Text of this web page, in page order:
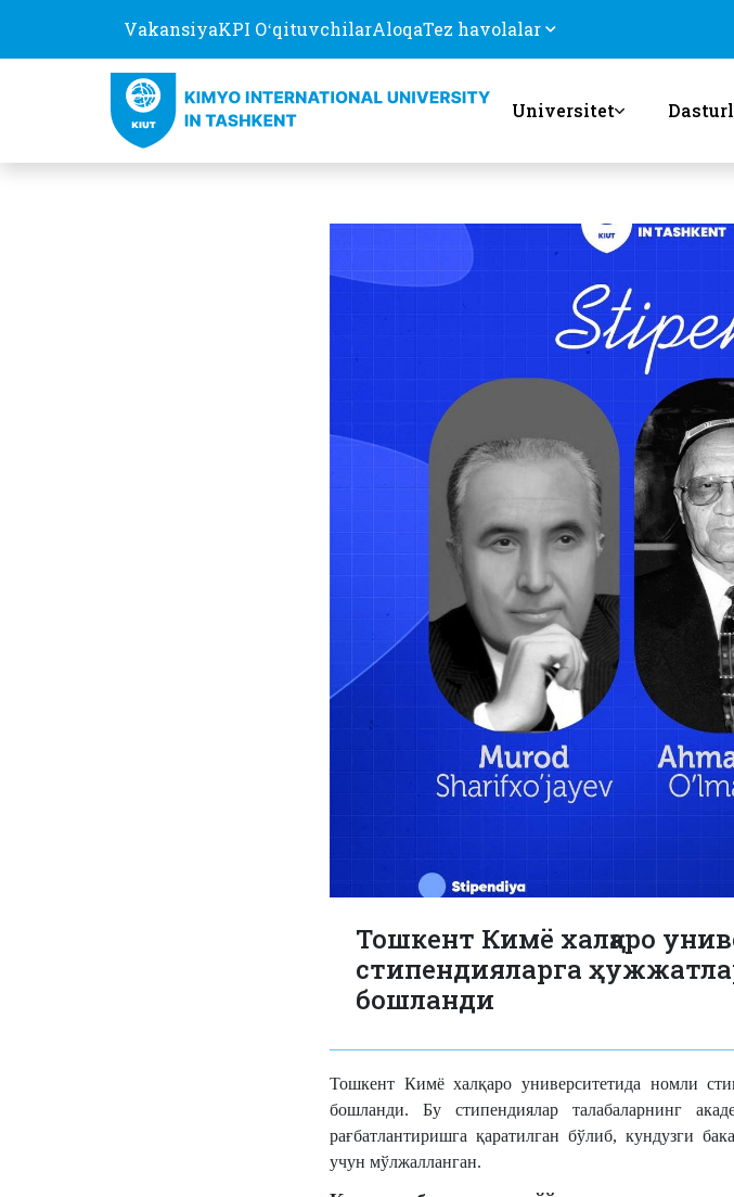
VakansiyaKPI OʻqituvchilarAloqaTez havolalar
Universitet
Тошкент Кимё халқаро
стипендияларга
бошланди
Тошкент Кимёхалқароуниверситетида номли
бошланди. Бу стипендиялар талабаларнинг
рағбатлантиришга қаратилган бўлиб, кундузги
учун мўлжалланган.